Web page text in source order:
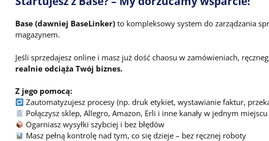
Base (dawniej BaseLinker) to kompleksowy system do zarządzania
magazynem.
Jeśli sprzedajesz online i masz już dość chaosu w zamówieniach,
realnie odciąża Twój biznes.
Z jego pomocą:
Zautomatyzujesz procesy (np. druk etykiet, wystawianie faktur,
Połączysz sklep, Allegro, Amazon, Erli i inne kanały w jednym miejscu
Ogarniasz wysyłki szybciej i bez błędów
Masz pełną kontrolę nad tym, co się dzieje – bez ręcznej roboty